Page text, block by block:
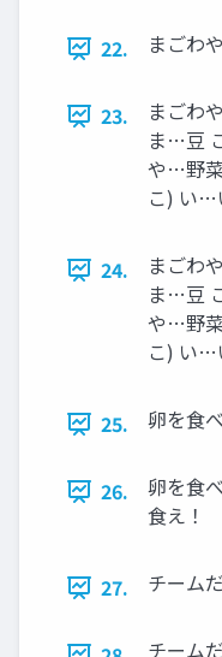
22. まごわ
23.
まご
ま…豆
や…野
こ) い…
24.
まご
ま…豆
や…野
こ) い…
25. 卵を食
26.
卵を食
食え！
27. チーム
チーム